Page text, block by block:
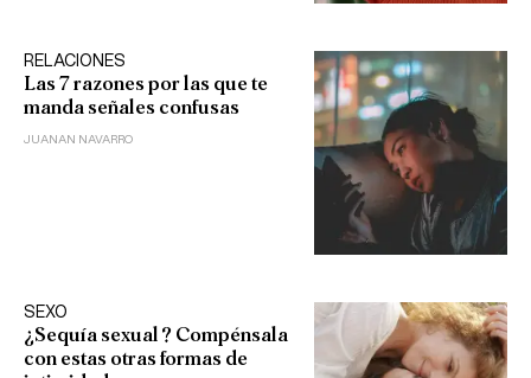
RELACIONES
Las 7 razones por las que te
manda señales confusas
JUANAN NAVARRO
SEXO
¿Sequía sexual? Compénsala
con estas otras formas de